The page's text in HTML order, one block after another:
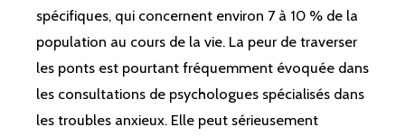
spécifiques, qui concernent environ 7 à 10 % de la
population au cours de la vie. La peur de traverser
les ponts est pourtant fréquemment évoquée dans
les consultations de psychologues spécialisés dans
les troubles anxieux. Elle peut sérieusement